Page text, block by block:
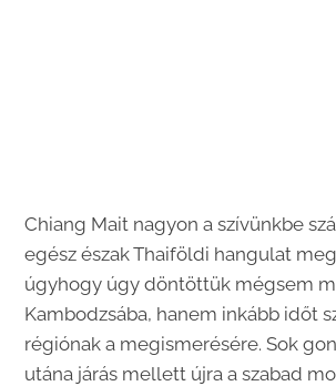
Chiang Mait nagyon a szívünkbe
egész észak Thaiföldi hangulat
úgyhogy úgy döntöttük mégsem
Kambodzsába, hanem inkább időt
régiónak a megismerésére. Sok
utána járás mellett újra a szabad